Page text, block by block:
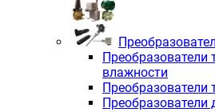
Преобразователи
влажности
Преобразователи
Преобразователи